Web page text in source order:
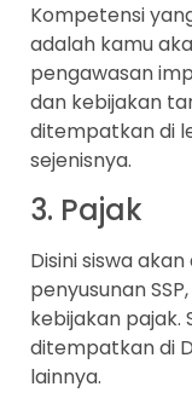
Kompetensi
adalah kamu
pengawasan
dan kebijakan
ditempatkan di
sejenisnya.
3. Pajak
Disini siswa
penyusunan
kebijakan pajak.
ditempatkan di
lainnya.